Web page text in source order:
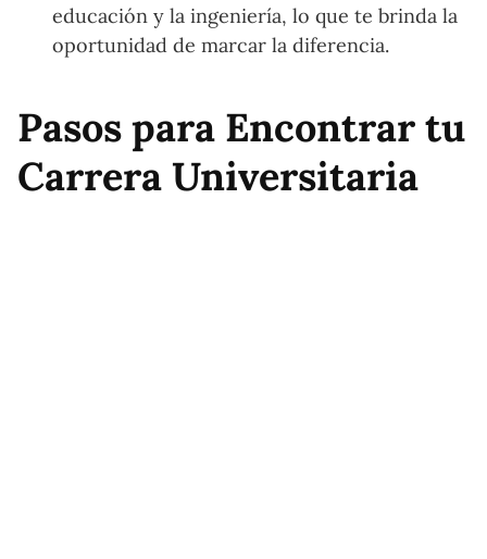
educación y la ingeniería, lo que te brinda la
oportunidad de marcar la diferencia.
Pasos para Encontrar tu
Carrera Universitaria